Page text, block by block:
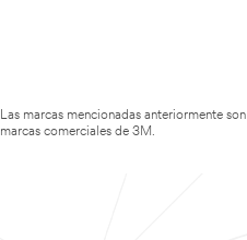
Las marcas mencionadas anteriormente son
marcas comerciales de 3M.